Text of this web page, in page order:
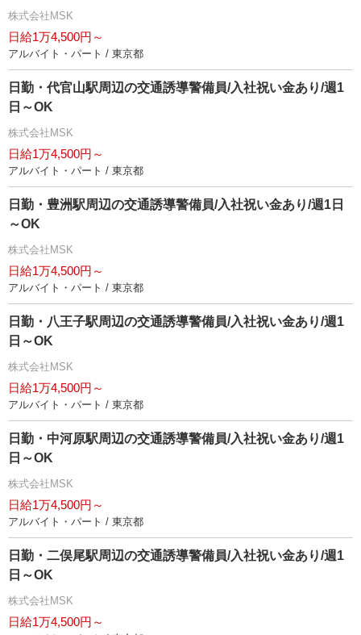
株式会社MSK
日給1万4,500円～
アルバイト・パート / 東京都
日勤・代官山駅周辺の交通誘導警備員/入社祝い金あり/週1
日～OK
株式会社MSK
日給1万4,500円～
アルバイト・パート / 東京都
日勤・豊洲駅周辺の交通誘導警備員/入社祝い金あり/週1日
～OK
株式会社MSK
日給1万4,500円～
アルバイト・パート / 東京都
日勤・八王子駅周辺の交通誘導警備員/入社祝い金あり/週1
日～OK
株式会社MSK
日給1万4,500円～
アルバイト・パート / 東京都
日勤・中河原駅周辺の交通誘導警備員/入社祝い金あり/週1
日～OK
株式会社MSK
日給1万4,500円～
アルバイト・パート / 東京都
日勤・二俣尾駅周辺の交通誘導警備員/入社祝い金あり/週1
日～OK
株式会社MSK
日給1万4,500円～